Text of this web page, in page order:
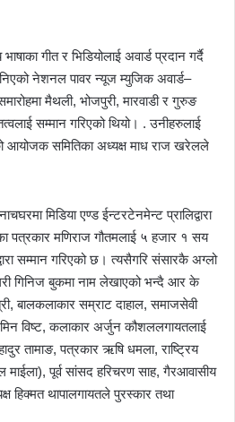
गीत र भिडियोलाई अवार्ड प्रदान गर्दै
नेशनल पावर न्यूज म्युजिक अवार्ड–
मैथली, भोजपुरी, मारवाडी र गुरुङ
सम्मान गरिएको थियो। . उनीहरुलाई
आयोजक समितिका अध्यक्ष माध राज खरेलले
मिडिया एण्ड ईन्टरटेनमेन्ट प्रालिद्वारा
पत्रकार मणिराज गौतमलाई ५ हजार १ सय
सम्मान गरिएको छ। त्यसैगरि संसारकै अग्लो
गिनिज बुकमा नाम लेखाएको भन्दै आर के
बालकलाकार सम्राट दाहाल, समाजसेवी
मिन विष्ट, कलाकार अर्जुन कौशललगायतलाई
तामाङ, पत्रकार ऋषि धमला, राष्ट्रिय
माईला), पूर्व सांसद हरिचरण साह, गैरआवासीय
हिक्मत थापालगायतले पुरस्कार तथा